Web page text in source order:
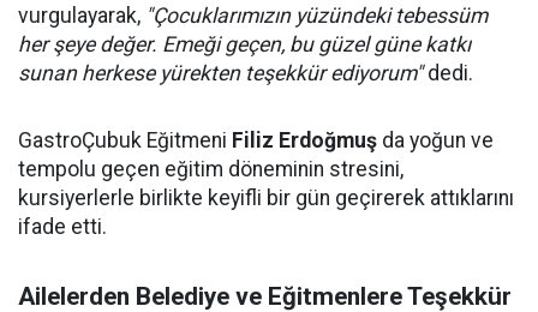
vurgulayarak, "Çocuklarımızın yüzündeki tebessüm
her şeye değer. Emeği geçen, bu güzel güne katkı
sunan herkese yürekten teşekkür ediyorum"dedi.
GastroÇubuk Eğitmeni Filiz Erdoğmuş da yoğun ve
tempolu geçen eğitim döneminin stresini,
kursiyerlerle birlikte keyifli bir gün geçirerek attıklarını
ifade etti.
Ailelerden Belediye ve Eğitmenlere Teşekkür